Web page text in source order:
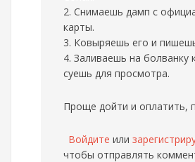
2. Снимаешь дамп с
карты.
3. Ковыряешь его и
4. Заливаешь на болванку
суешь для просмотра.
Проще дойти и оплатить,
Войдите или
чтобы отправлять